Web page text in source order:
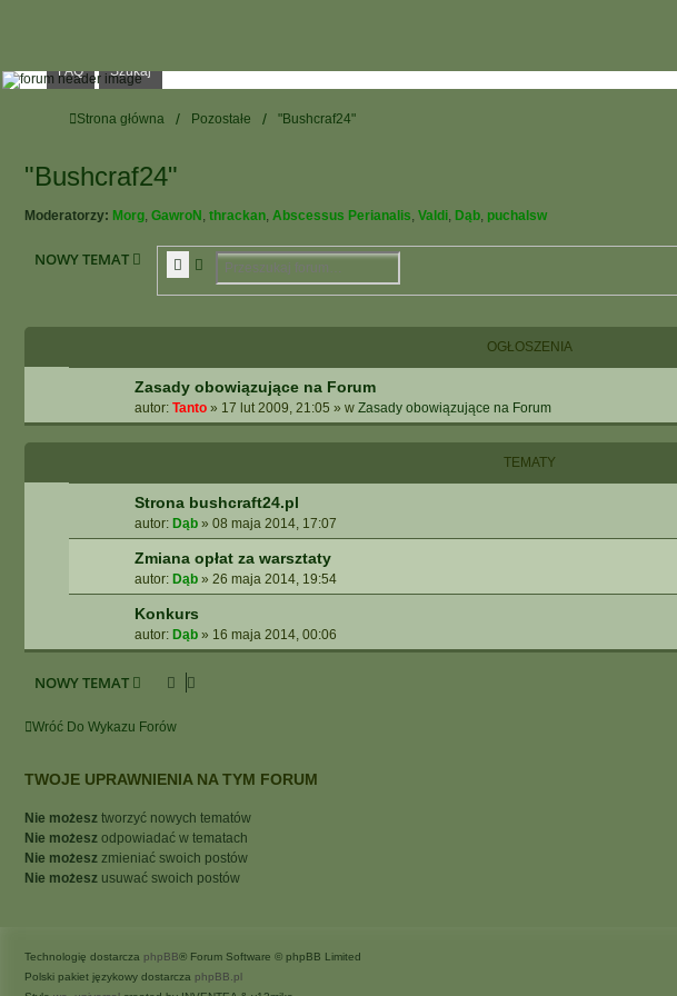
FAQ Szukaj
Strona główna Pozostałe "Bushcraf24"
"Bushcraf24"
Moderatorzy: Morg, GawroN , thrackan, Abscessus Perianalis, Valdi, Dąb, puchalsw
NOWY TEMAT SzukajWyszukiwanie Zaawansowane
OGŁOSZENIA
Zasady obowiązujące na Forum
autor: Tanto » 17 lut 2009, 21:05 » w Zasady obowiązujące na Forum
TEMATY
Strona bushcraft24.pl
autor: Dąb » 08 maja 2014, 17:07
Zmiana opłat za warsztaty
autor: Dąb » 26 maja 2014, 19:54
Konkurs
autor: Dąb » 16 maja 2014, 00:06
NOWY TEMAT
Wróć Do Wykazu Forów
TWOJE UPRAWNIENIA NA TYM FORUM
Nie możesz tworzyć nowych tematów
Nie możesz odpowiadać w tematach
Nie możesz zmieniać swoich postów
Nie możesz usuwać swoich postów
Technologię dostarcza phpBB® Forum Software © phpBB Limited
Polski pakiet językowy dostarcza phpBB.pl